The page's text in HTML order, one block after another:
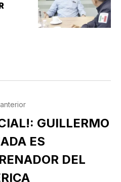
GUILLERMO
ES
DEL